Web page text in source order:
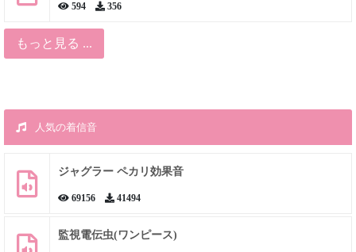
594 356
もっと見る ...
人気の着信音
ジャグラー ペカリ効果音
69156 41494
監視電伝虫(ワンピース)